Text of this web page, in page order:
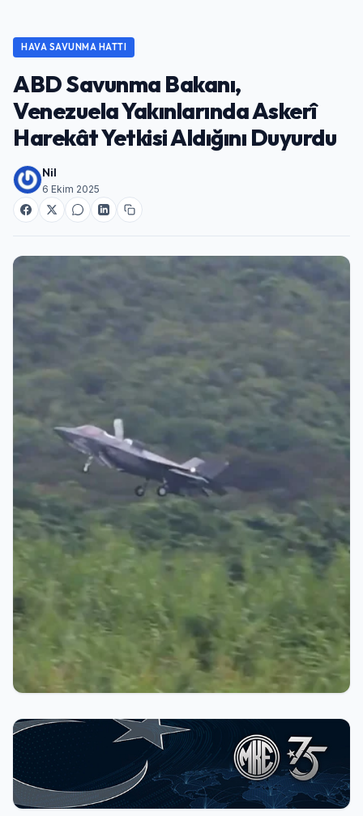
HAVA SAVUNMA HATTI
ABD Savunma Bakanı,
Venezuela Yakınlarında Askerî
Harekât Yetkisi Aldığını Duyurdu
Nil
6 Ekim 2025